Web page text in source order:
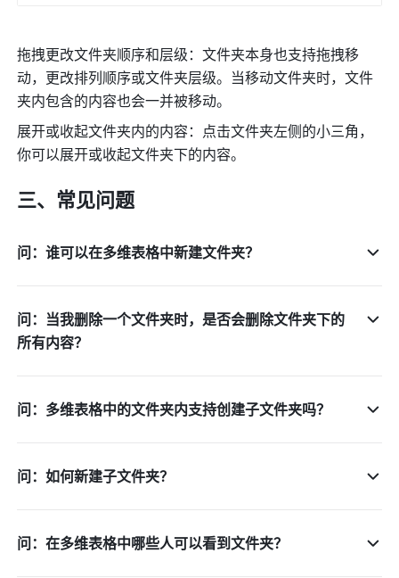
拖拽更改文件夹顺序和层级：文件夹本身也支持拖拽移
动，更改排列顺序或文件夹层级。当移动文件夹时，文件
夹内包含的内容也会一并被移动。
展开或收起文件夹内的内容：点击文件夹左侧的小三角，
你可以展开或收起文件夹下的内容。
三、常见问题
问：谁可以在多维表格中新建文件夹？
问：当我删除一个文件夹时，是否会删除文件夹下的
所有内容？
问：多维表格中的文件夹内支持创建子文件夹吗？
问：如何新建子文件夹？
问：在多维表格中哪些人可以看到文件夹？